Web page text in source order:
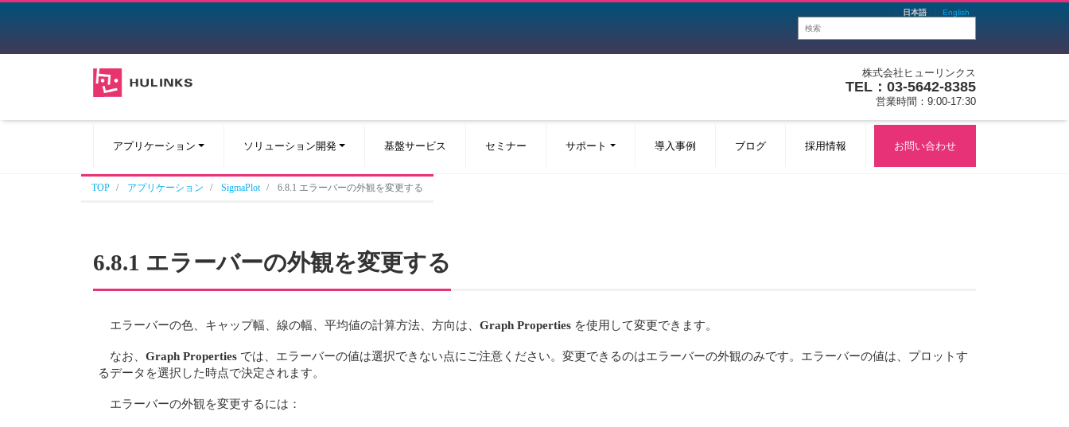
日本語 English
株式会社ヒューリンクス
TEL：03-5642-8385
営業時間：9:00-17:30
アプリケーション ソリューション開発 基盤サービス セミナー サポート 導入事例 ブログ 採用情報 お問い合わせ
TOP アプリケーション SigmaPlot 6.8.1 エラーバーの外観を変更する
6.8.1 エラーバーの外観を変更する
エラーバーの色、キャップ幅、線の幅、平均値の計算方法、方向は、Graph Properties を使用して変更できます。
なお、Graph Properties では、エラーバーの値は選択できない点にご注意ください。変更できるのはエラーバーの外観のみです。エラーバーの値は、プロットす
るデータを選択した時点で決定されます。
エラーバーの外観を変更するには：